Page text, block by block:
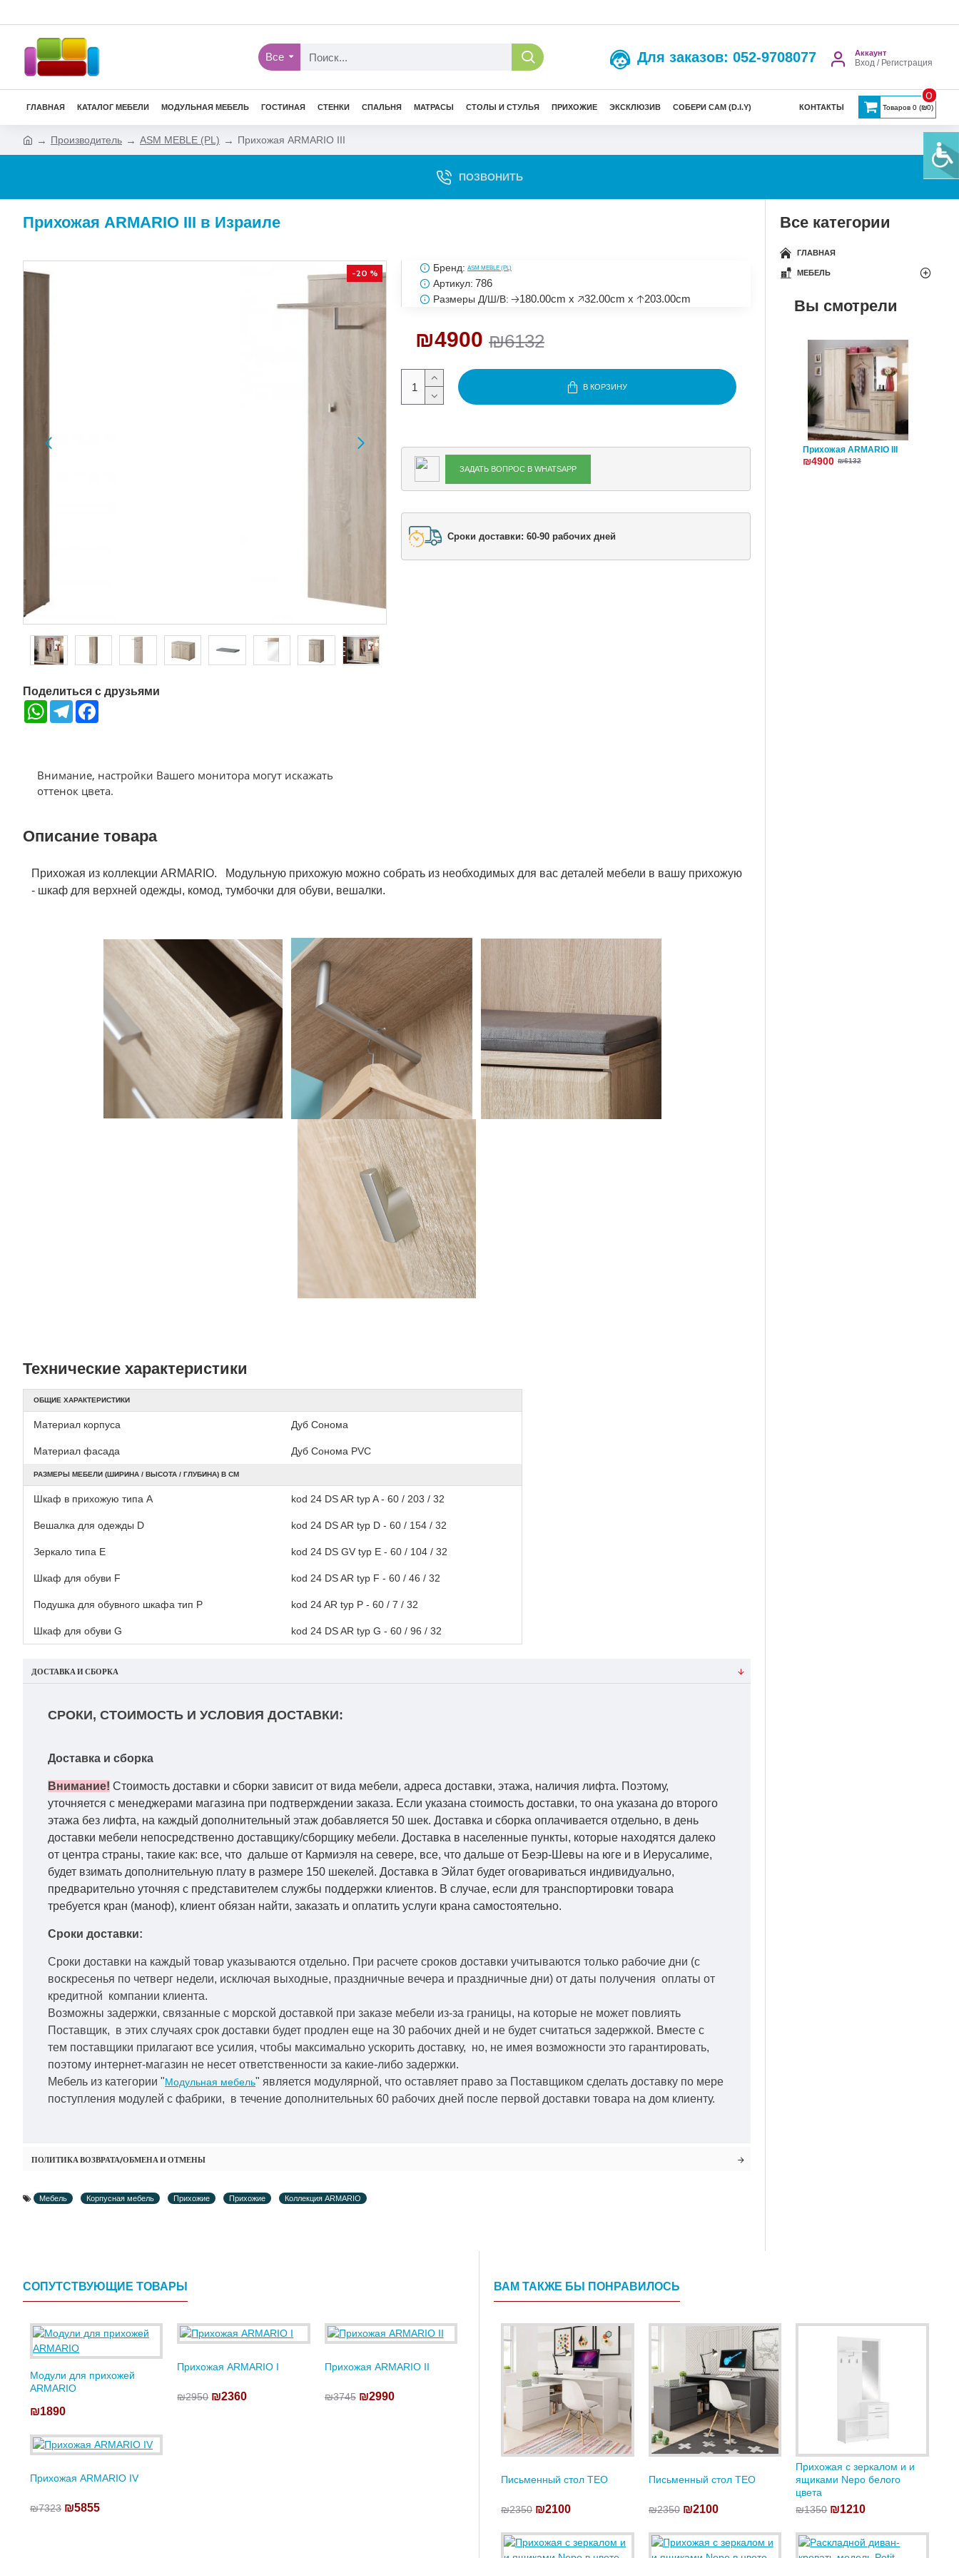
Все Для заказов: 052-9708077 Аккаунт
Вход / Регистрация
ГЛАВНАЯ КАТАЛОГ МЕБЕЛИ МОДУЛЬНАЯ МЕБЕЛЬ ГОСТИНАЯ СТЕНКИ СПАЛЬНЯ МАТРАСЫ СТОЛЫ И СТУЛЬЯ ПРИХОЖИЕ ЭКСКЛЮЗИВ СОБЕРИ САМ (D.I.Y) КОНТАКТЫ Товаров 0 (₪0)
0
Производитель ASM MEBLE (PL) Прихожая ARMARIO III
ПОЗВОНИТЬ
Прихожая ARMARIO III в Израиле
-20 %
Поделиться с друзьями
WhatsAppTelegram
Внимание, настройки Вашего монитора могут искажать
оттенок цвета.
₪6132
₪4900
Бренд: ASM MEBLE (PL)
Артикул: 786
Размеры Д/Ш/В: 🡢180.00cm x 🡥32.00cm x 🡡203.00cm
В КОРЗИНУ
ЗАДАТЬ ВОПРОС В WHATSAPP
Сроки доставки: 60-90 рабочих дней
Описание товара
Прихожая из коллекции ARMARIO. Модульную прихожую можно собрать из необходимых для вас деталей мебели в вашу прихожую
- шкаф для верхней одежды, комод, тумбочки для обуви, вешалки.
Технические характеристики
ОБЩИЕ ХАРАКТЕРИСТИКИ
Материал корпуса Дуб Сонома
Материал фасада Дуб Сонома PVC
РАЗМЕРЫ МЕБЕЛИ (ШИРИНА / ВЫСОТА / ГЛУБИНА) В СМ
Шкаф в прихожую типа А kod 24 DS AR typ A - 60 / 203 / 32
Вешалка для одежды D kod 24 DS AR typ D - 60 / 154 / 32
Зеркало типа E kod 24 DS GV typ E - 60 / 104 / 32
Шкаф для обуви F kod 24 DS AR typ F - 60 / 46 / 32
Подушка для обувного шкафа тип P kod 24 AR typ P - 60 / 7 / 32
Шкаф для обуви G kod 24 DS AR typ G - 60 / 96 / 32
ДОСТАВКА И СБОРКА
СРОКИ, СТОИМОСТЬ И УСЛОВИЯ ДОСТАВКИ:
Доставка и сборка
Внимание! Стоимость доставки и сборки зависит от вида мебели, адреса доставки, этажа, наличия лифта. Поэтому,
уточняется с менеджерами магазина при подтверждении заказа. Если указана стоимость доставки, то она указана до второго
этажа без лифта, на каждый дополнительный этаж добавляется 50 шек. Доставка и сборка оплачивается отдельно, в день
доставки мебели непосредственно доставщику/сборщику мебели. Доставка в населенные пункты, которые находятся далеко
от центра страны, такие как: все, что дальше от Кармиэля на севере, все, что дальше от Беэр-Шевы на юге и в Иерусалиме,
будет взимать дополнительную плату в размере 150 шекелей. Доставка в Эйлат будет оговариваться индивидуально,
предварительно уточняя с представителем службы поддержки клиентов. В случае, если для транспортировки товара
требуется кран (маноф), клиент обязан найти, заказать и оплатить услуги крана самостоятельно.
Сроки доставки:
Сроки доставки на каждый товар указываются отдельно. При расчете сроков доставки учитываются только рабочие дни (с
воскресенья по четверг недели, исключая выходные, праздничные вечера и праздничные дни) от даты получения оплаты от
кредитной компании клиента.
Возможны задержки, связанные с морской доставкой при заказе мебели из-за границы, на которые не может повлиять
Поставщик, в этих случаях срок доставки будет продлен еще на 30 рабочих дней и не будет считаться задержкой. Вместе с
тем поставщики прилагают все усилия, чтобы максимально ускорить доставку, но, не имея возможности это гарантировать,
поэтому интернет-магазин не несет ответственности за какие-либо задержки.
Мебель из категории "Модульная мебель" является модулярной, что оставляет право за Поставщиком сделать доставку по мере
поступления модулей с фабрики, в течение дополнительных 60 рабочих дней после первой доставки товара на дом клиенту.
ПОЛИТИКА ВОЗВРАТА/ОБМЕНА И ОТМЕНЫ
Мебель Корпусная мебель Прихожие Прихожие Коллекция ARMARIO
Все категории
ГЛАВНАЯ
МЕБЕЛЬ
Вы смотрели
Прихожая ARMARIO III
₪4900 ₪6132
СОПУТСТВУЮЩИЕ ТОВАРЫ
Модули для прихожей
ARMARIO
₪1890
Прихожая ARMARIO I
₪2950 ₪2360
Прихожая ARMARIO II
₪3745 ₪2990
Прихожая ARMARIO IV
₪7323 ₪5855
ВАМ ТАКЖЕ БЫ ПОНРАВИЛОСЬ
Письменный стол TEO
₪2350 ₪2100
Письменный стол TEO
₪2350 ₪2100
Прихожая с зеркалом и и
ящиками Nepo белого
цвета
₪1350 ₪1210